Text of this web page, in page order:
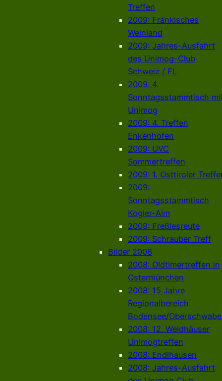
Treffen
2009: Fränkisches
Weinland
2009: Jahres-Ausfahrt
des Unimog-Club
Schweiz / FL
2009. 4.
Sonntagsstammtisch
Unimog
2009: 4. Treffen
Enkenhofen
2009: UVC
Sommertreffen
2009: 1. Osttiroler
2009:
Sonntagsstammtisch
Kogler-Alm
2009: Freßlesreute
2009: Schrauber Treff
Bilder 2008
2008: Oldtimertreffen in
Ostermünchen
2008: 15 Jahre
Regionalbereich
Bodensee/
2008: 12. Weidhäuser
Unimogtreffen
2008: Endlhausen
2008: Jahres-Ausfahrt